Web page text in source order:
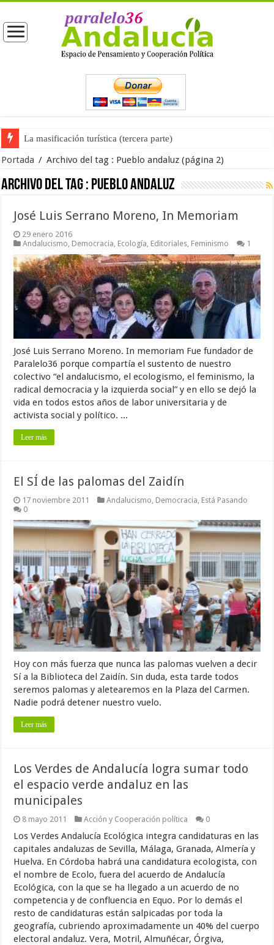
La masificación turística (tercera parte)
Portada / Archivo del tag : Pueblo andaluz (página 2)
Archivo del tag : Pueblo andaluz
José Luis Serrano Moreno, In Memoriam
29 enero 2016
Andalucismo, Democracia, Ecología, Editoriales, Feminismo 1
José Luis Serrano Moreno. In memoriam Fue fundador de
Paralelo36 porque compartía el sustento de nuestro
colectivo “el andalucismo, el ecologismo, el feminismo, la
radical democracia y la izquierda social” y en ello se dejó la
vida en todos estos años de labor universitaria y de
activista social y político. ...
Leer más
El SÍ de las palomas del Zaidín
17 noviembre 2011 Andalucismo Democracia Está Pasando
0
Hoy con más fuerza que nunca las palomas vuelven a decir
Sí a la Biblioteca del Zaidín. Sin duda, esta tarde todos
seremos palomas y aletearemos en la Plaza del Carmen.
Nadie podrá detener nuestro vuelo.
Leer más
Los Verdes de Andalucía logra sumar todo
el espacio verde andaluz en las
municipales
8 mayo 2011 Acción y Cooperación política 0
Los Verdes Andalucía Ecológica integra candidaturas en las
capitales andaluzas de Sevilla, Málaga, Granada, Almería y
Huelva. En Córdoba habrá una candidatura ecologista, con
el nombre de Ecolo, fuera del acuerdo de Andalucía
Ecológica, con la que se ha llegado a un acuerdo de no
competencia y de confluencia en Equo. Por lo demás el
resto de candidaturas están salpicadas por toda la
geografía, cubriendo aproximadamente un 40% del cuerpo
electoral andaluz. Vera, Motril, Almuñécar, Órgiva,